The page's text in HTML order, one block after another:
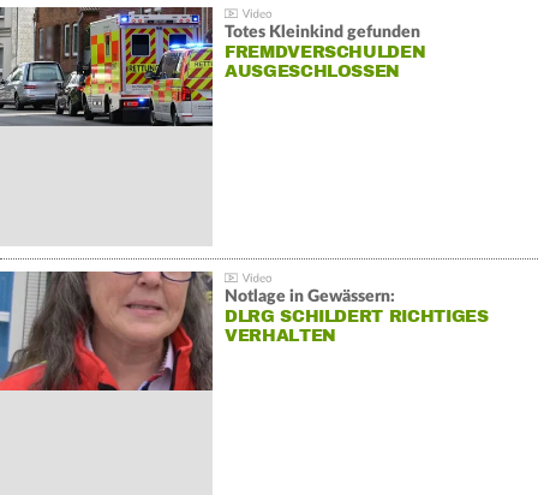
Totes Kleinkind gefunden
FREMDVERSCHULDEN
AUSGESCHLOSSEN
Notlage in Gewässern:
DLRG SCHILDERT RICHTIGES
VERHALTEN